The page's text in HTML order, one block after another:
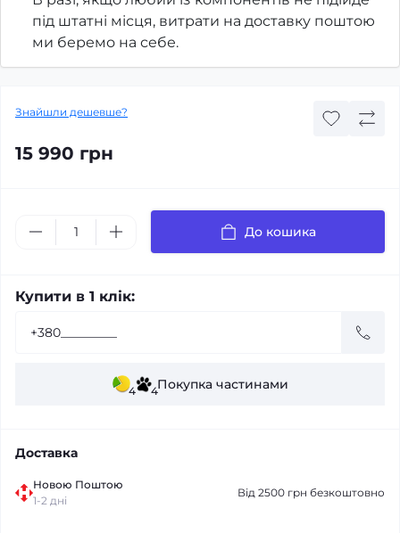
під штатні місця, витрати на доставку поштою
ми беремо на себе.
Знайшли дешевше?
15 990 грн
До кошика
Купити в 1 клік:
4 4Покупка частинами
Доставка
Новою Поштою
1-2 дні
Від 2500 грн безкоштовно